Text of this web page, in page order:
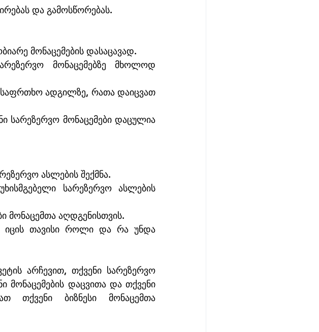
და გამოსწორებას.
მონაცემების დასაცავად.
მონაცემებზე მხოლოდ
ადგილზე, რათა დაიცვათ
სარეზერვო მონაცემები დაცულია
ასლების შექმნა.
სარეზერვო ასლების
მონაცემთა აღდგენისთვის.
იცის თავისი როლი და რა უნდა
არჩევით, თქვენი სარეზერვო
მონაცემების დაცვითა და თქვენი
თქვენი ბიზნესი მონაცემთა